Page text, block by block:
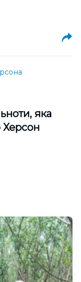
яка
Херсон